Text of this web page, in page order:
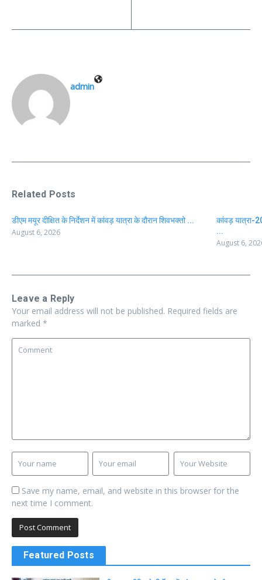
admin
Related Posts
डीएम मयूर दीक्षित के निर्देशन में कांवड़ यात्रा के दौरान शिवभक्तो ...
August 6, 2026
कांवड़ यात्रा-
...
August 6,
Leave a Reply
Your email address will not be published. Required fields are
marked *
Save my name, email, and website in this browser for the
next time I comment.
Featured Posts